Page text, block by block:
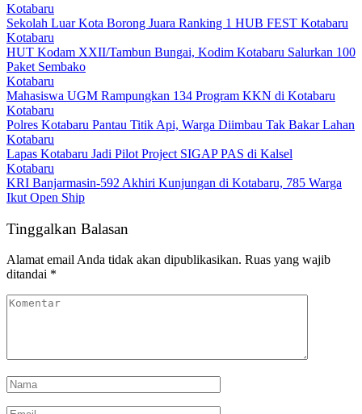
Kotabaru
Sekolah Luar Kota Borong Juara Ranking 1 HUB FEST Kotabaru
Kotabaru
HUT Kodam XXII/Tambun Bungai, Kodim Kotabaru Salurkan 100
Paket Sembako
Kotabaru
Mahasiswa UGM Rampungkan 134 Program KKN di Kotabaru
Kotabaru
Polres Kotabaru Pantau Titik Api, Warga Diimbau Tak Bakar Lahan
Kotabaru
Lapas Kotabaru Jadi Pilot Project SIGAP PAS di Kalsel
Kotabaru
KRI Banjarmasin-592 Akhiri Kunjungan di Kotabaru, 785 Warga
Ikut Open Ship
Tinggalkan Balasan
Alamat email Anda tidak akan dipublikasikan. Ruas yang wajib
ditandai *